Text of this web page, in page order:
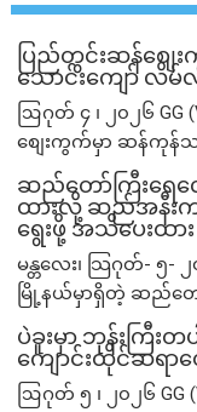
ပြည်တွင်းဆန်စျေး
သောင်းကျော် လိ
ဩဂုတ် ၄ ၊ ၂၀၂၆ GG
စျေးကွက်မှာ ဆန်ကုန်
ဆည်တော်ကြီးရေ
ထားလို့ ဆည်အနီးက
ရွေးဖို့ အသိပေးထား
မန္တလေး၊ သြဂုတ်- ၅- ၂
မြို့နယ်မှာရှိတဲ့ ဆည်တေ
ပဲခူးမှာ ဘုန်းကြီး
ကျောင်းထိုင်ဆရာ
ဩဂုတ် ၅ ၊ ၂၀၂၆ GG